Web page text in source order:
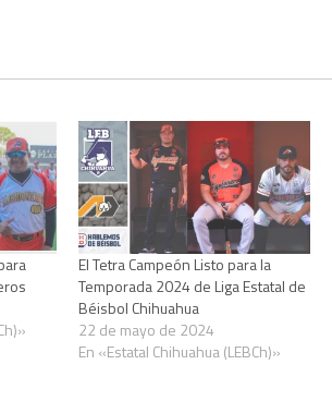
El Tetra Campeón Listo para la
Temporada 2024 de Liga Estatal de
Béisbol Chihuahua
22 de mayo de 2024
En «Estatal Chihuahua (LEBCh)»